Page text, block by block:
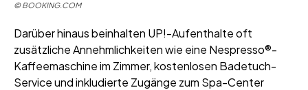
© BOOKING.COM
Darüber hinaus beinhalten UP!-Aufenthalte oft
zusätzliche Annehmlichkeiten wie eine Nespresso®-
Kaffeemaschine im Zimmer, kostenlosen Badetuch-
Service und inkludierte Zugänge zum Spa-Center